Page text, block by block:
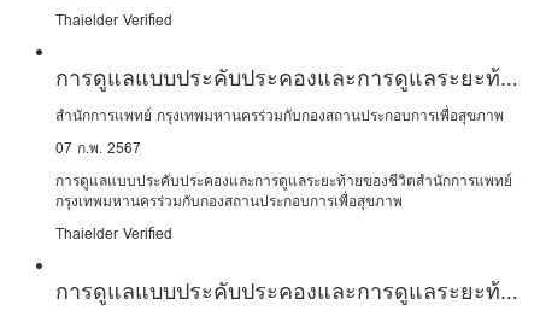
Thaielder Verified
การดูแลแบบประคับประคองและการดูแลระยะท้าย
ของชีวิต
สำนักการแพทย์ กรุงเทพมหานครร่วมกับกองสถานประกอบการเพื่อสุขภาพ
07 ก.พ. 2567
การดูแลแบบประคับประคองและการดูแลระยะท้ายของชีวิตสำนักการแพทย์
กรุงเทพมหานครร่วมกับกองสถานประกอบการเพื่อสุขภาพ
Thaielder Verified
การดูแลแบบประคับประคองและการดูแลระยะท้าย